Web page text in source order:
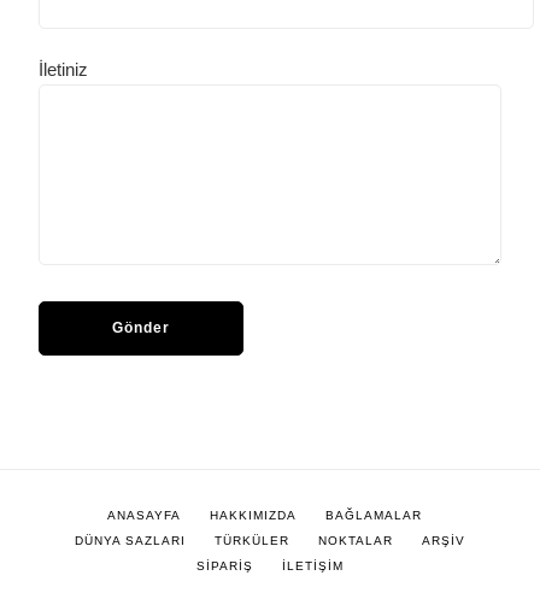
İletiniz
ANASAYFA HAKKIMIZDA
BAĞLAMALAR
DÜNYA SAZLARI
TÜRKÜLER NOKTALAR
ARŞİV
SİPARİŞ
İLETİŞİM